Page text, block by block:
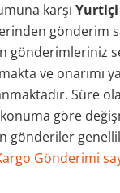
karşı
gönderim
gönderimleriniz
ve onarımı
Süre
göre
gönderiler
Gönderimi